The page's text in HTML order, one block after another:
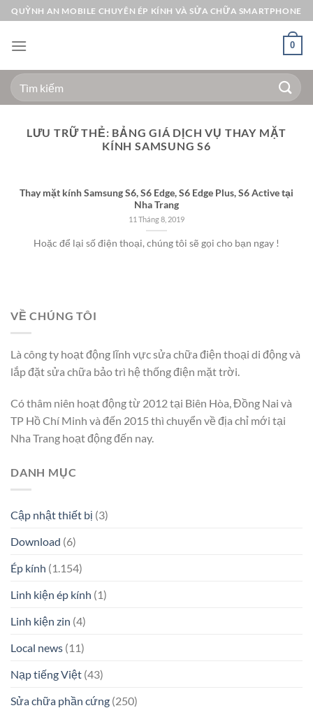
Bỏ
qua
nội
QUỲNH AN MOBILE CHUYÊN ÉP KÍNH VÀ SỬA CHỮA SMARTPHONE
0
Tìm
kiếm:
LƯU TRỮ THẺ: BẢNG GIÁ DỊCH VỤ THAY MẶT
KÍNH SAMSUNG S6
Thay mặt kính Samsung S6, S6 Edge, S6 Edge Plus, S6 Active tại
Nha Trang
11 Tháng 8, 2019
Hoặc để lại số điện thoại, chúng tôi sẽ gọi cho bạn ngay !
VỀ CHÚNG TÔI
Là công ty hoạt động lĩnh vực sửa chữa điện thoại di động và
lắp đặt sửa chữa bảo trì hệ thống điện mặt trời.
Có thâm niên hoạt động từ 2012 tại Biên Hòa, Đồng Nai và
TP Hồ Chí Minh và đến 2015 thì chuyển về địa chỉ mới tại
Nha Trang hoạt động đến nay.
DANH MỤC
Cập nhật thiết bị (3)
Download (6)
Ép kính (1.154)
Linh kiện ép kính (1)
Linh kiện zin (4)
Local news (11)
Nạp tiếng Việt (43)
Sửa chữa phần cứng (250)